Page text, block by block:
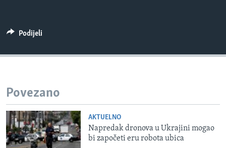
Podijeli
Povezano
AKTUELNO
Napredak dronova u Ukrajini mogao
bi započeti eru robota ubica